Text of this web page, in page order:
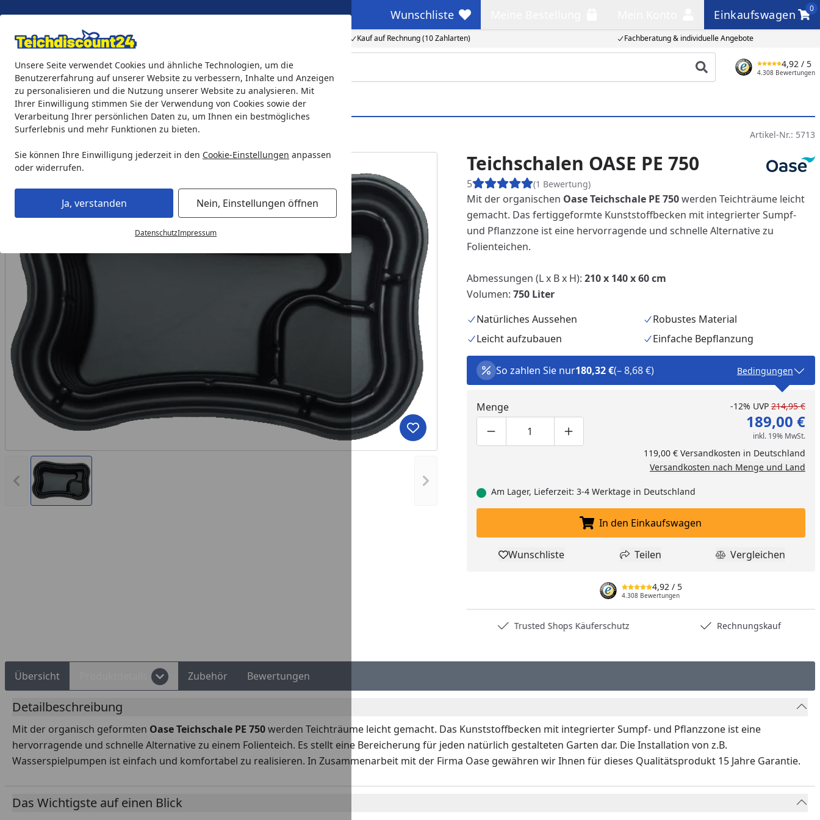
Unsere Seite verwendet Cookies und ähnliche Technologien, um die
Benutzererfahrung auf unserer Website zu verbessern, Inhalte und Anzeigen
zu personalisieren und die Nutzung unserer Website zu analysieren. Mit
Ihrer Einwilligung stimmen Sie der Verwendung von Cookies sowie der
Verarbeitung Ihrer persönlichen Daten zu, um Ihnen ein bestmögliches
Surferlebnis und mehr Funktionen zu bieten.
Sie können Ihre Einwilligung jederzeit in den Cookie-Einstellungen anpassen
oder widerrufen.
Ja, verstanden Nein, Einstellungen öffnen
DatenschutzImpressum
Eigene Montage-Teams Kauf auf Rechnung (10 Zahlarten) Fachberatung & individuelle Angebote
Wunschliste
Wunschliste Einkaufswagen
0
Einkaufswagen
Produkt suchen
4,92 / 5
4.308 Bewertungen
Teichprodukte Aquaristik Söll Teichpflege & Fischfutter
Teichprodukte Teichbau Teichschalen OASE PE 750 Artikel-Nr.: 5713
Vorheriges Bild anzeigen Nächstes Bild anzeigen
Produkt zur Wunschliste hinzufügen
Teichschalen OASE PE 750
5 (1 Bewertung)
Mit der organischen Oase Teichschale PE 750werden Teichträume leicht
gemacht. Das fertiggeformte Kunststoffbecken mit integrierter Sumpf-
und Pflanzzone ist eine hervorragende und schnelle Alternative zu
Folienteichen.
Abmessungen (L x B x H): 210 x 140 x 60 cm
Volumen: 750 Liter
Natürliches Aussehen
Robustes Material
Leicht aufzubauen
Einfache Bepflanzung
So zahlen Sie nur180,32 €(– 8,68 €) Bedingungen
Menge
Produktmenge um eins verringern
Produktmenge manuell eingeben
Produktmenge um eins erhöhen
-12% UVP 214,95 €
189,00 €
inkl. 19% MwSt.
119,00 € Versandkosten in Deutschland
Versandkosten nach Menge und Land
Am Lager, Lieferzeit: 3-4 Werktage in Deutschland
In den Einkaufswagen legen
In den Einkaufswagen
Produkt zur Wunschliste hinzufügen
Wunschliste Teilen
Teilen Produkt
Vergleichen
4,92 / 5
4.308 Bewertungen
Trusted Shops Käuferschutz Rechnungskauf
Übersicht Zubehör Bewertungen
Detailbeschreibung
Mit der organisch geformten Oase Teichschale PE 750werden Teichträume leicht gemacht. Das Kunststoffbecken mit integrierter Sumpf- und Pflanzzone ist eine
hervorragende und schnelle Alternative zu einem Folienteich. Es stellt eine Bereicherung für jeden natürlich gestalteten Garten dar. Die Installation von z.B.
Wasserspielpumpen ist einfach und komfortabel zu realisieren. In Zusammenarbeit mit der Firma Oase gewähren wir Ihnen für dieses Qualitätsprodukt 15 Jahre Garantie.
Das Wichtigste auf einen Blick